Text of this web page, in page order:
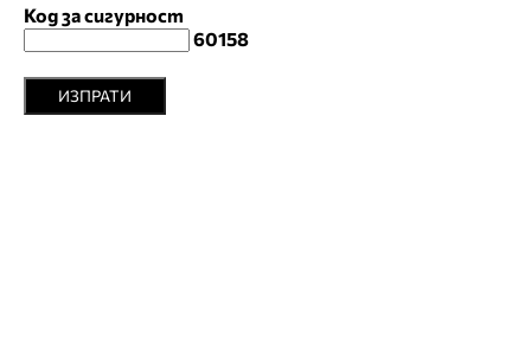
Код за сигурност
60158
ИЗПРАТИ